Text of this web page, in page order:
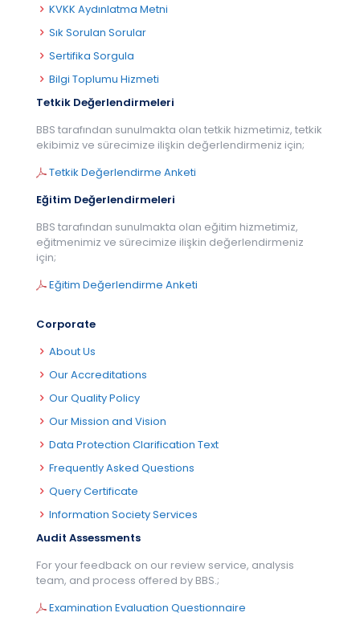
KVKK Aydınlatma Metni
Sık Sorulan Sorular
Sertifika Sorgula
Bilgi Toplumu Hizmeti
Tetkik Değerlendirmeleri
BBS tarafından sunulmakta olan tetkik hizmetimiz, tetkik
ekibimiz ve sürecimize ilişkin değerlendirmeniz için;
Tetkik Değerlendirme Anketi
Eğitim Değerlendirmeleri
BBS tarafından sunulmakta olan eğitim hizmetimiz,
eğitmenimiz ve sürecimize ilişkin değerlendirmeniz
için;
Eğitim Değerlendirme Anketi
Corporate
About Us
Our Accreditations
Our Quality Policy
Our Mission and Vision
Data Protection Clarification Text
Frequently Asked Questions
Query Certificate
Information Society Services
Audit Assessments
For your feedback on our review service, analysis
team, and process offered by BBS.;
Examination Evaluation Questionnaire